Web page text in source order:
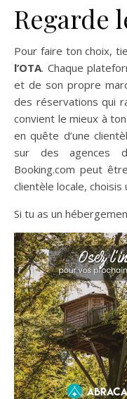
Regarde
Pour faire ton choix,
l’OTA. Chaque
et de son propre
des réservations qui
convient le mieux à
en quête d’une
sur des agences
Booking.com peut
clientèle locale, choisis
Si tu as un